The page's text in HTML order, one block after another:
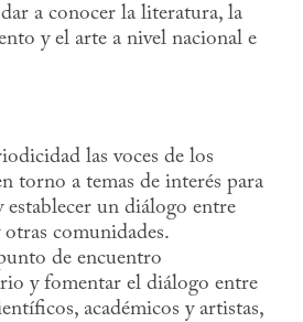
a conocer la literatura, la
y el arte a nivel nacional e
las voces de los
torno a temas de interés para
establecer un diálogo entre
comunidades.
de encuentro
y fomentar el diálogo entre
académicos y artistas,